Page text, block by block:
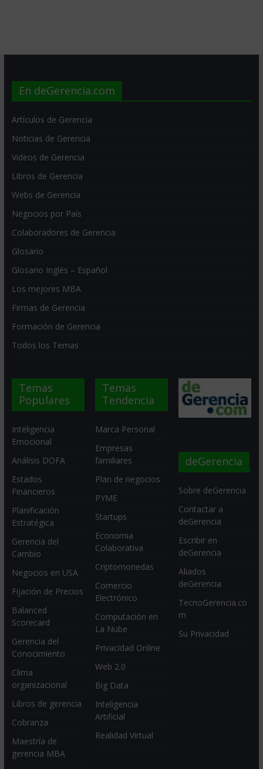
En deGerencia.com
Artículos de Gerencia
Noticias de Gerencia
Videos de Gerencia
Libros de Gerencia
Webs de Gerencia
Negocios por País
Colaboradores de Gerencia
Glosario
Glosario Inglés – Español
Los mejores MBA
Firmas de Gerencia
Formación de Gerencia
Todos los Temas
Temas
Populares
Inteligencia
Emocional
Análisis DOFA
Estados
Financieros
Planificación
Estratégica
Gerencia del
Cambio
Negocios en USA
Fijación de Precios
Balanced
Scorecard
Gerencia del
Conocimiento
Clima
organizacional
Libros de gerencia
Cobranza
Maestría de
gerencia MBA
Temas
Tendencia
Marca Personal
Empresas
familiares
Plan de negocios
PYME
Startups
Economia
Colaborativa
Criptomonedas
Comercio
Electrónico
Computación en
La Nube
Privacidad Online
Web 2.0
Big Data
Inteligencia
Artificial
Realidad Virtual
deGerencia
Sobre deGerencia
Contactar a
deGerencia
Escribir en
deGerencia
Aliados
deGerencia
TecnoGerencia.co
m
Su Privacidad